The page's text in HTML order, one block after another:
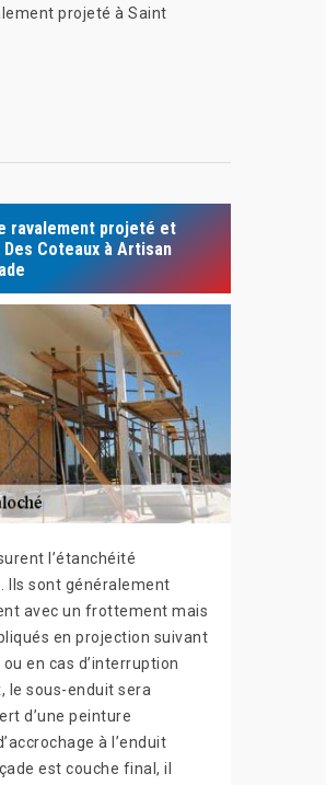
projeté à Saint
ravalement projeté et
Coteaux à Artisan
l’étanchéité
Ils sont généralement
avec un frottement mais
en projection suivant
en cas d’interruption
le sous-enduit sera
d’une peinture
à l’enduit
est couche final, il